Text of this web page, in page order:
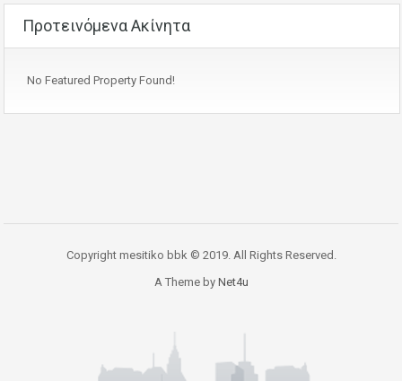
Προτεινόμενα Ακίνητα
No Featured Property Found!
Copyright mesitiko bbk © 2019. All Rights Reserved.
A Theme by Net4u